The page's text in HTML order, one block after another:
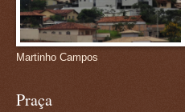
Martinho Campos
Praça